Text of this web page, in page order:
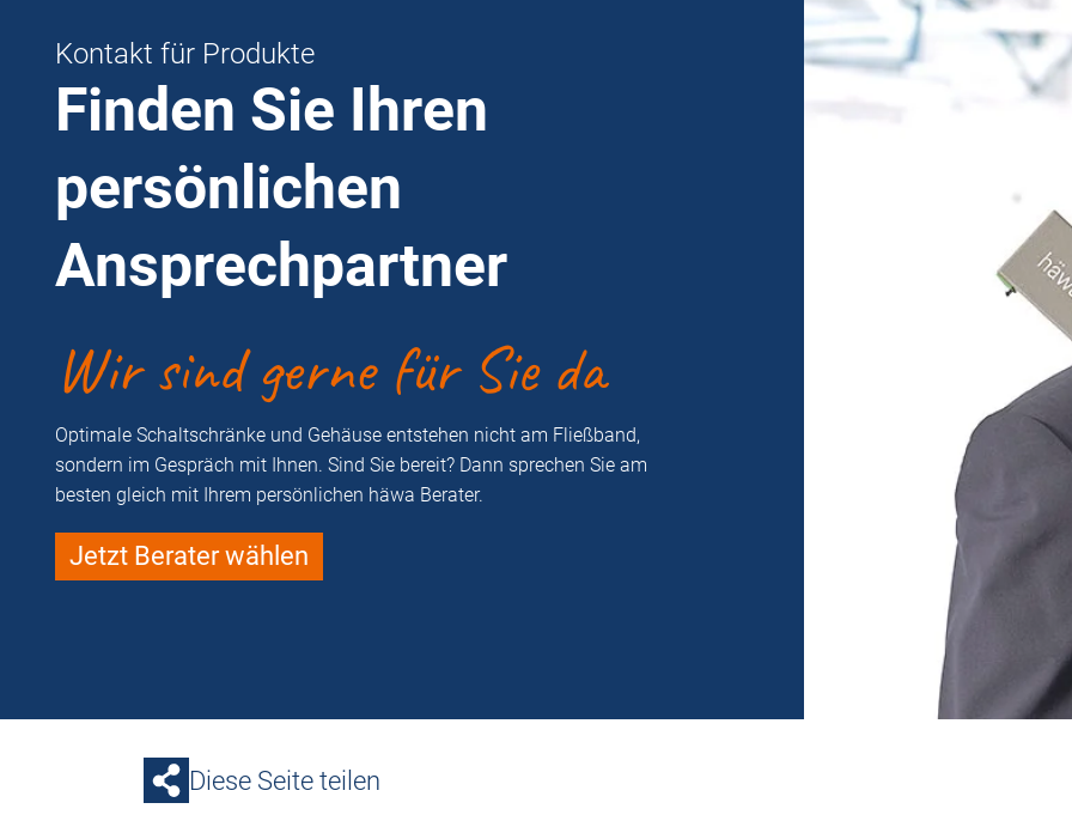
Kontakt für Produkte
Finden Sie Ihren
persönlichen
Ansprechpartner
Wir sind gerne für Sie da
Optimale Schaltschränke und Gehäuse entstehen nicht am Fließband,
sondern im Gespräch mit Ihnen. Sind Sie bereit? Dann sprechen Sie am
besten gleich mit Ihrem persönlichen häwa Berater.
Jetzt Berater wählen
Diese Seite teilen